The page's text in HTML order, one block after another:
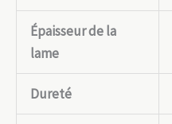
Épaisseur de la
lame
Dureté